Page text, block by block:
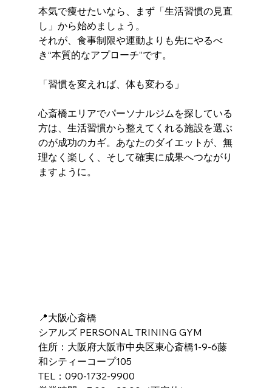
本気で痩せたいなら、まず「生活習慣の見直
し」から始めましょう。
それが、食事制限や運動よりも先にやるべ
き“本質的なアプローチ”です。
「習慣を変えれば、体も変わる」
心斎橋エリアでパーソナルジムを探している
方は、生活習慣から整えてくれる施設を選ぶ
のが成功のカギ。あなたのダイエットが、無
理なく楽しく、そして確実に成果へつながり
ますように。
📍大阪心斎橋
シアルズ PERSONAL TRINING GYM
住所：大阪府大阪市中央区東心斎橋1-9-6藤
和シティーコープ105
TEL：090-1732-9900